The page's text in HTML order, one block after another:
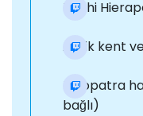
Tarihi
Antik kent
Kleopatra
bağlı)